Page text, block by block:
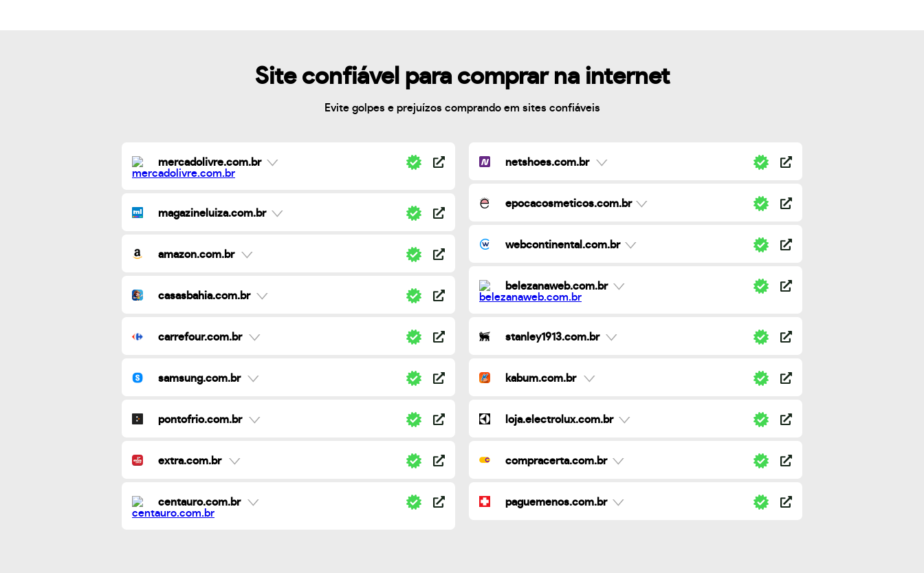
Site confiável para comprar na internet
Evite golpes e prejuízos comprando em sites confiáveis
mercadolivre.com.br
magazineluiza.com.br
amazon.com.br
casasbahia.com.br
carrefour.com.br
samsung.com.br
pontofrio.com.br
extra.com.br
centauro.com.br
netshoes.com.br
epocacosmeticos.com.br
webcontinental.com.br
belezanaweb.com.br
stanley1913.com.br
kabum.com.br
loja.electrolux.com.br
compracerta.com.br
paguemenos.com.br